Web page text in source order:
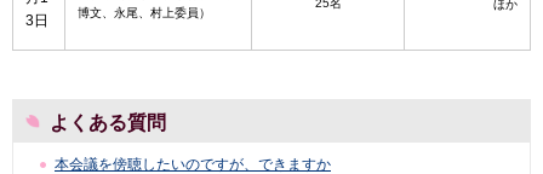
3日
博文、永尾、村上委員）
25名
ほか
よくある質問
本会議を傍聴したいのですが、できますか